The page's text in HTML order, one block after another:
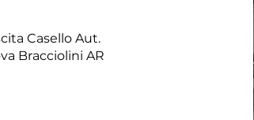
Casello Aut.
Bracciolini AR